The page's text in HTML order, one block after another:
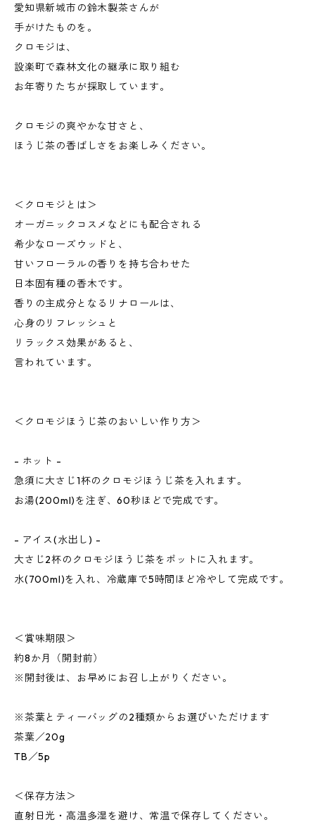
愛知県新城市の鈴木製茶さんが
手がけたものを。
クロモジは、
設楽町で森林文化の継承に取り組む
お年寄りたちが採取しています。
クロモジの爽やかな甘さと、
ほうじ茶の香ばしさをお楽しみください。
＜クロモジとは＞
オーガニックコスメなどにも配合される
希少なローズウッドと、
甘いフローラルの香りを持ち合わせた
日本固有種の香木です。
香りの主成分となるリナロールは、
心身のリフレッシュと
リラックス効果があると、
言われています。
＜クロモジほうじ茶のおいしい作り方＞
- ホット -
急須に大さじ1杯のクロモジほうじ茶を入れます。
お湯(200ml)を注ぎ、60秒ほどで完成です。
- アイス(水出し) -
大さじ2杯のクロモジほうじ茶をポットに入れます。
水(700ml)を入れ、冷蔵庫で5時間ほど冷やして完成です。
＜賞味期限＞
約8か月（開封前）
※開封後は、お早めにお召し上がりください。
※茶葉とティーバッグの2種類からお選びいただけます
茶葉／20g
TB／5p
＜保存方法＞
直射日光・高温多湿を避け、常温で保存してください。